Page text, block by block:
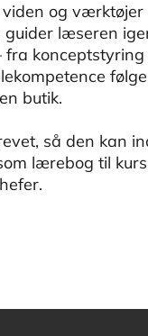
viden og
læseren
butik.
så den kan
lærebog til